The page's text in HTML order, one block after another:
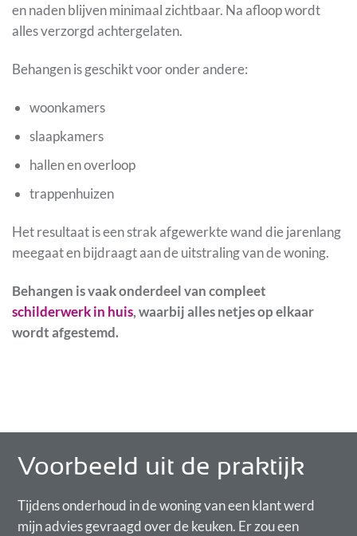
en naden blijven minimaal zichtbaar. Na afloop wordt
alles verzorgd achtergelaten.
Behangen is geschikt voor onder andere:
woonkamers
slaapkamers
hallen en overloop
trappenhuizen
Het resultaat is een strak afgewerkte wand die jarenlang
meegaat en bijdraagt aan de uitstraling van de woning.
Behangen is vaak onderdeel van compleet
schilderwerk in huis, waarbij alles netjes op elkaar
wordt afgestemd.
Voorbeeld uit de praktijk
Tijdens onderhoud in de woning van een klant werd
mijn advies gevraagd over de keuken. Er zou een